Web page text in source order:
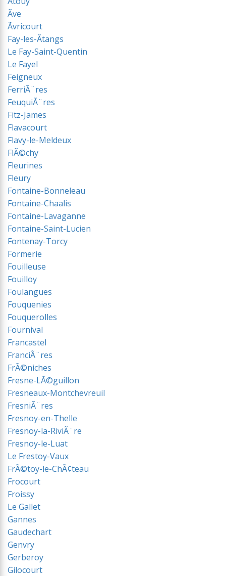
Ãve
Ãvricourt
Fay-les-Ãtangs
Le Fay-Saint-Quentin
Le Fayel
Feigneux
FerriÃ¨res
FeuquiÃ¨res
Fitz-James
Flavacourt
Flavy-le-Meldeux
FlÃ©chy
Fleurines
Fleury
Fontaine-Bonneleau
Fontaine-Chaalis
Fontaine-Lavaganne
Fontaine-Saint-Lucien
Fontenay-Torcy
Formerie
Fouilleuse
Fouilloy
Foulangues
Fouquenies
Fouquerolles
Fournival
Francastel
FranciÃ¨res
FrÃ©niches
Fresne-LÃ©guillon
Fresneaux-Montchevreuil
FresniÃ¨res
Fresnoy-en-Thelle
Fresnoy-la-RiviÃ¨re
Fresnoy-le-Luat
Le Frestoy-Vaux
FrÃ©toy-le-ChÃ¢teau
Frocourt
Froissy
Le Gallet
Gannes
Gaudechart
Genvry
Gerberoy
Gilocourt